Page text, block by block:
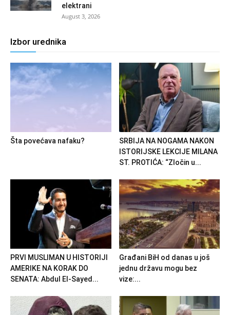
elektrani
August 3, 2026
Izbor urednika
Šta povećava nafaku?
SRBIJA NA NOGAMA NAKON
ISTORIJSKE LEKCIJE MILANA
ST. PROTIĆA: “Zločin u...
PRVI MUSLIMAN U HISTORIJI
AMERIKE NA KORAK DO
SENATA: Abdul El-Sayed...
Građani BiH od danas u još
jednu državu mogu bez
vize:...